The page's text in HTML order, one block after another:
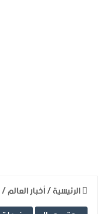
الرئيسية/أخبار العالم/